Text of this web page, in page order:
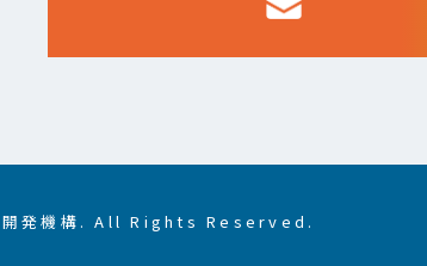
開発機構. All Rights Reserved.